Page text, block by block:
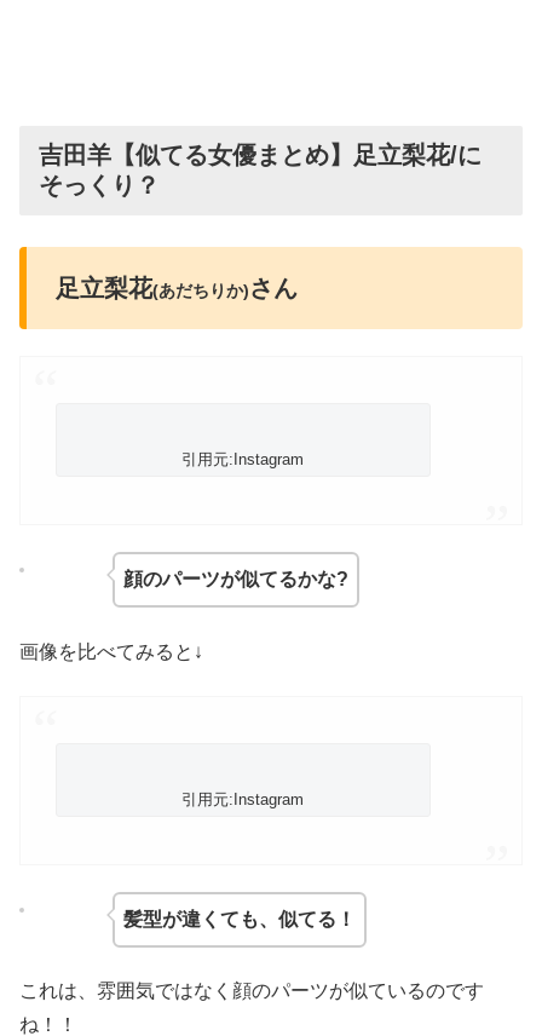
吉田羊【似てる女優まとめ】足立梨花/に
そっくり？
足立梨花(あだちりか)さん
引用元:Instagram
顔のパーツが似てるかな?
画像を比べてみると↓
引用元:Instagram
髪型が違くても、似てる！
これは、雰囲気ではなく顔のパーツが似ているのです
ね！！